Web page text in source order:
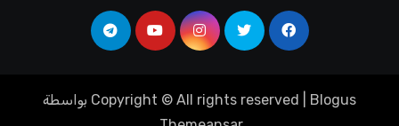
Copyright © All rights reserved Blogus
بواسطة